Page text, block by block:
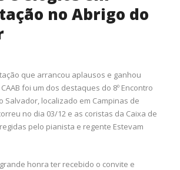
no Abrigo do
que arrancou aplausos e ganhou
foi um dos destaques do 8º Encontro
Salvador, localizado em Campinas de
no dia 03/12 e as coristas da Caixa de
pelo pianista e regente Estevam
honra ter recebido o convite e